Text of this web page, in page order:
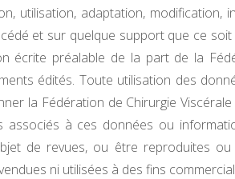
utilisation, adaptation, modification,
et sur quelque support que ce soit
écrite préalable de la part de la
édités. Toute utilisation des
la Fédération de Chirurgie
à ces données ou
de revues, ou être reproduites
ni utilisées à des fins